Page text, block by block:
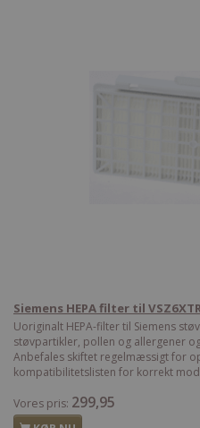
Siemens HEPA filter til
Uoriginalt HEPA-filter til Siemens
støvpartikler, pollen og allergener
Anbefales skiftet regelmæssigt for
kompatibilitetslisten for korrekt
Vores pris: 299,95